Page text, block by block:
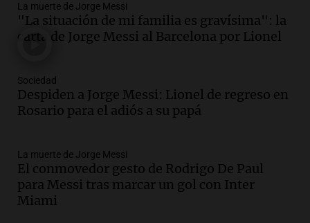
Audio.Tragedia en Mendoza: un muerto
y cinco heridos tras caer dos autos desde
un puente
Episodios
Audio.Messi llegará esta noche a
Rosario para acompañar a su familia
Episodios
Audio.Ley de Propiedad Privada: el revés
en el Congreso expuso una debilidad
comunicacional del Gobierno
La muerte de Jorge Messi
"La situación de mi familia es gravísima": la
carta de Jorge Messi al Barcelona por Lionel
Sociedad
Despiden a Jorge Messi: Lionel de regreso en
Rosario para el adiós a su papá
La muerte de Jorge Messi
El conmovedor gesto de Rodrigo De Paul
para Messi tras marcar un gol con Inter
Miami